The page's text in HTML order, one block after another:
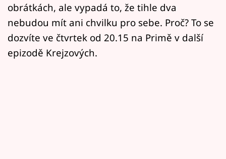
Přihlášení
Sledujte nás
obrátkách, ale vypadá to, že tihle dva
nebudou mít ani chvilku pro sebe. Proč? To se
dozvíte ve čtvrtek od 20.15 na Primě v další
epizodě Krejzových.